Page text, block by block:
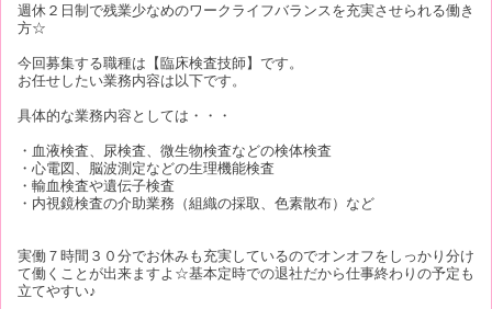
週休２日制で残業少なめのワークライフバランスを充実させられる働き
方☆
今回募集する職種は【臨床検査技師】です。
お任せしたい業務内容は以下です。
具体的な業務内容としては・・・
・血液検査、尿検査、微生物検査などの検体検査
・心電図、脳波測定などの生理機能検査
・輸血検査や遺伝子検査
・内視鏡検査の介助業務（組織の採取、色素散布）など
実働７時間３０分でお休みも充実しているのでオンオフをしっかり分け
て働くことが出来ますよ☆基本定時での退社だから仕事終わりの予定も
立てやすい♪